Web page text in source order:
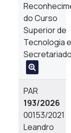
do Curso
Superior de
Tecnologia
PAR
193/2026
00153/2021
Leandro